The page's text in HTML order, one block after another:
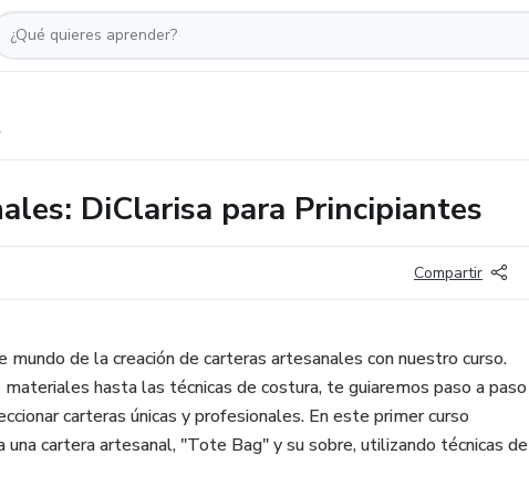
DiClarisa para Principiantes
Compartir
mundo de la creación de carteras artesanales con nuestro curso.
hasta las técnicas de costura, te guiaremos paso a paso
carteras únicas y profesionales. En este primer curso
una cartera artesanal, "Tote Bag" y su sobre, utilizando técnicas de